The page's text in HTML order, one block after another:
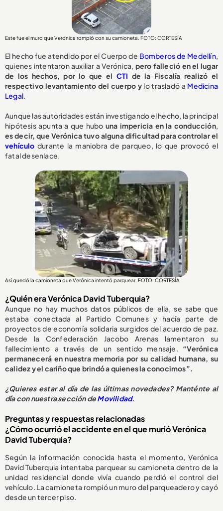
Este fue el muro que Verónica rompió con su camioneta. FOTO: CORTESÍA
El hecho fue atendido por el Cuerpo de Bomberos de Medellín,
quienes intentaron auxiliar a Verónica, pero falleció en el lugar
de los hechos, por lo que el CTI de la Fiscalía realizó el
respectivo levantamiento del cuerpo y lo trasladó a Medicina
Legal.
Aunque las autoridades están investigando el hecho, la principal
hipótesis apunta a que hubo una impericia en la conducción,
es decir, que Verónica tuvo alguna dificultad para controlar el
vehículo durante la maniobra de parqueo, lo que provocó el
fatal desenlace.
Así quedó la camioneta que Verónica intentó parquear. FOTO: CORTESÍA
¿Quién era Verónica David Tuberquia?
Aunque no hay muchos datos públicos de ella, se sabe que
estaba conectada al Partido Comunes y hacía parte de
proyectos de economía solidaria surgidos del acuerdo de paz.
Desde la Confederación Jacobo Arenas lamentaron su
fallecimiento a través de un sentido mensaje. “Verónica
permanecerá en nuestra memoria por su calidad humana, su
calidez y el cariño que brindó a quienes la conocimos”.
¿Quieres estar al día de las últimas novedades? Manténte al
día con nuestra sección deMovilidad.
Preguntas y respuestas relacionadas
¿Cómo ocurrió el accidente en el que murió Verónica
David Tuberquia?
Según la información conocida hasta el momento, Verónica
David Tuberquia intentaba parquear su camioneta dentro de la
unidad residencial donde vivía cuando perdió el control del
vehículo. La camioneta rompió un muro del parqueadero y cayó
desde un tercer piso.